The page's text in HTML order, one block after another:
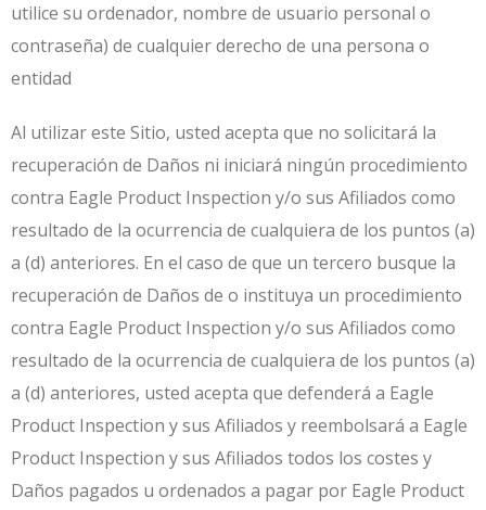
utilice su ordenador, nombre de usuario personal o
contraseña) de cualquier derecho de una persona o
entidad
Al utilizar este Sitio, usted acepta que no solicitará la
recuperación de Daños ni iniciará ningún procedimiento
contra Eagle Product Inspection y/o sus Afiliados como
resultado de la ocurrencia de cualquiera de los puntos (a)
a (d) anteriores. En el caso de que un tercero busque la
recuperación de Daños de o instituya un procedimiento
contra Eagle Product Inspection y/o sus Afiliados como
resultado de la ocurrencia de cualquiera de los puntos (a)
a (d) anteriores, usted acepta que defenderá a Eagle
Product Inspection y sus Afiliados y reembolsará a Eagle
Product Inspection y sus Afiliados todos los costes y
Daños pagados u ordenados a pagar por Eagle Product